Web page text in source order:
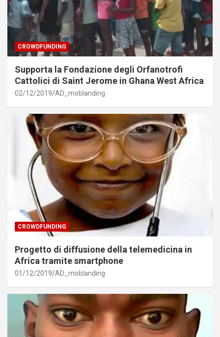
CROWDFUNDING
Supporta la Fondazione degli Orfanotrofi
Cattolici di Saint Jerome in Ghana West Africa
02/12/2019 AD_moblanding
CROWDFUNDING
Progetto di diffusione della telemedicina in
Africa tramite smartphone
01/12/2019 AD_moblanding